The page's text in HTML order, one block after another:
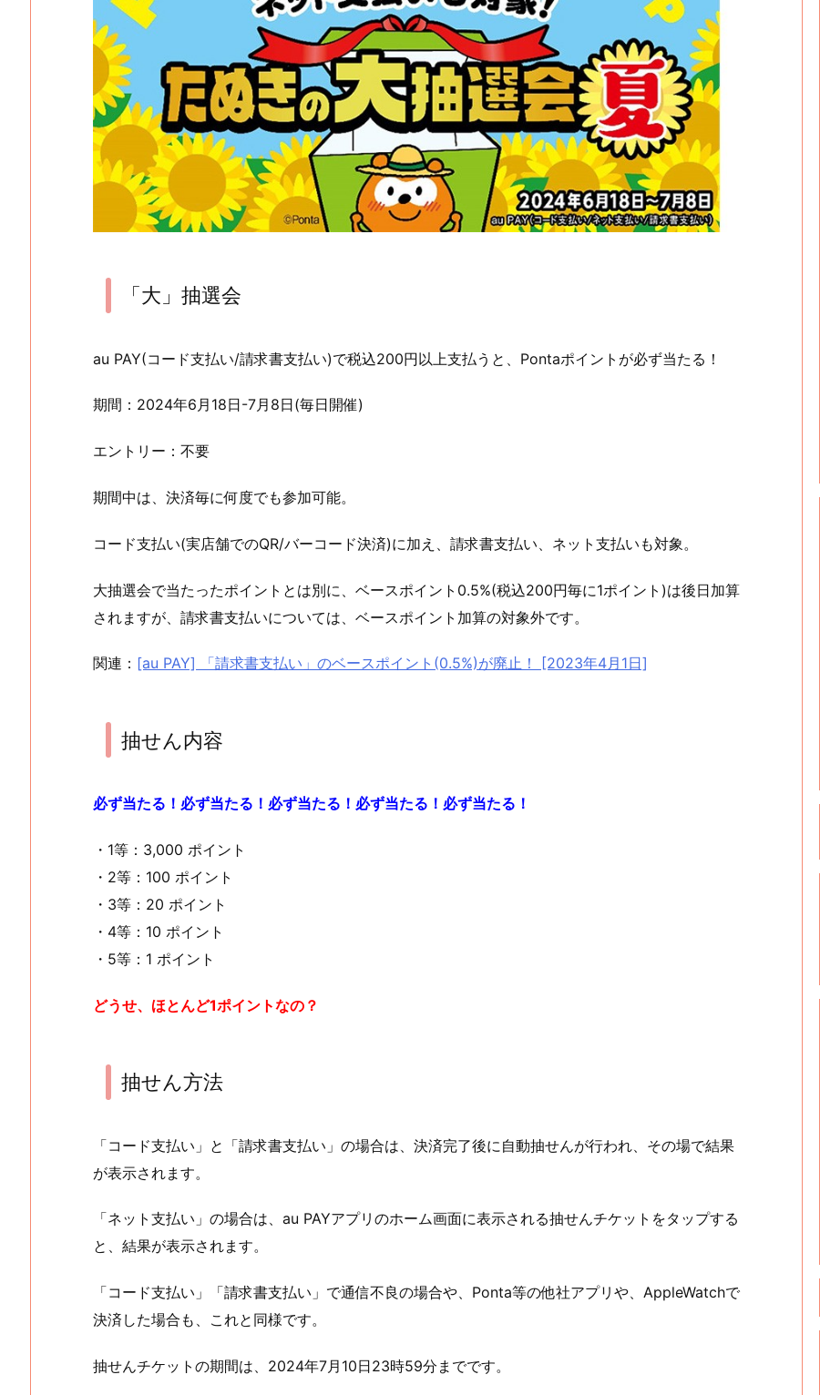
「大」抽選会
au PAY(コード支払い/請求書支払い)で税込200円以上支払うと、Pontaポイントが必ず当たる！
期間：2024年6月18日-7月8日(毎日開催)
エントリー：不要
期間中は、決済毎に何度でも参加可能。
コード支払い(実店舗でのQR/バーコード決済)に加え、請求書支払い、ネット支払いも対象。
大抽選会で当たったポイントとは別に、ベースポイント0.5%(税込200円毎に1ポイント)は後日加算
されますが、請求書支払いについては、ベースポイント加算の対象外です。
関連： [au PAY] 「請求書支払い」のベースポイント(0.5%)が廃止！ [2023年4月1日]
抽せん内容
必ず当たる！必ず当たる！必ず当たる！必ず当たる！必ず当たる！
・1等：3,000 ポイント
・2等：100 ポイント
・3等：20 ポイント
・4等：10 ポイント
・5等：1 ポイント
どうせ、ほとんど1ポイントなの？
抽せん方法
「コード支払い」と「請求書支払い」の場合は、決済完了後に自動抽せんが行われ、その場で結果
が表示されます。
「ネット支払い」の場合は、au PAYアプリのホーム画面に表示される抽せんチケットをタップする
と、結果が表示されます。
「コード支払い」「請求書支払い」で通信不良の場合や、Ponta等の他社アプリや、AppleWatchで
決済した場合も、これと同様です。
抽せんチケットの期間は、2024年7月10日23時59分までです。